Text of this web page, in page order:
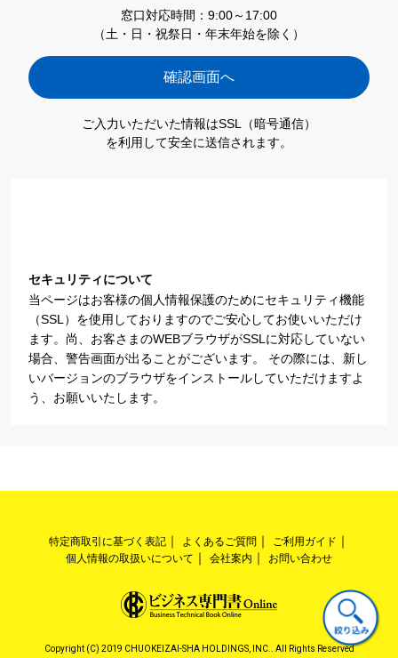
窓口対応時間：9:00～17:00
（土・日・祝祭日・年末年始を除く）
ご入力いただいた情報はSSL（暗号通信）
を利用して安全に送信されます。
セキュリティについて
当ページはお客様の個人情報保護のためにセキュリティ機能
（SSL）を使用しておりますのでご安心してお使いいただけ
ます。尚、お客さまのWEBブラウザがSSLに対応していない
場合、警告画面が出ることがございます。 その際には、新し
いバージョンのブラウザをインストールしていただけますよ
う、お願いいたします。
特定商取引に基づく表記 よくあるご質問
ご利用ガイド
個人情報の取扱いについて
会社案内 お問い合わせ
Copyright (C) 2019 CHUOKEIZAI-SHA HOLDINGS, INC.. All Rights Reserved